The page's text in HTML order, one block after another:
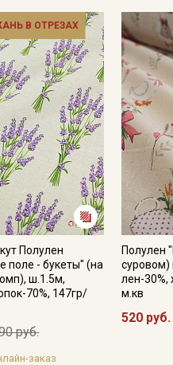
Полулен хорошо
дополнением
разделе
Ткань натуральная
не выше 40C, для
Уход:
- стирка до 40C в
- противопоказано
- сушить в
пересушивать;
- гладить
Цветопередача
в зависимости от
В ОТРЕЗАХ
Полулен
поле - букеты" (на
ш.1.5м,
70%, 147гр/
руб.
заказ
Полулен
суровом)
лен-30%,
м.кв
520 руб.